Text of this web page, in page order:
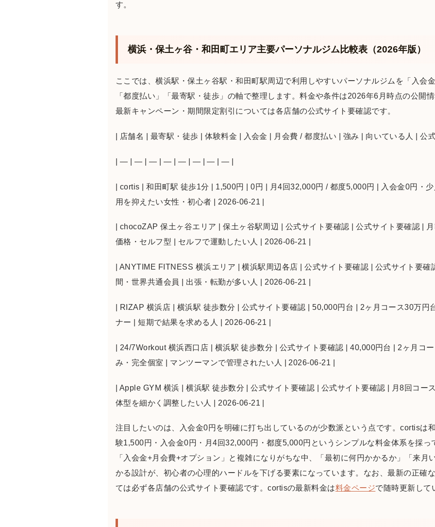
す。
横浜・保土ヶ谷・和田町エリア主要パーソナルジム比較表（2026年版）
ここでは、横浜駅・保土ヶ谷駅・和田町駅周辺で利用しやすいパーソナルジムを「入会
「都度払い」「最寄駅・徒歩」の軸で整理します。料金や条件は2026年6月時点の公開
最新キャンペーン・期間限定割引については各店舗の公式サイト要確認です。
| 店舗名 | 最寄駅・徒歩 | 体験料金 | 入会金 | 月会費 / 都度払い | 強み | 向いている人 | 公
| — | — | — | — | — | — | — | — |
| cortis | 和田町駅 徒歩1分 | 1,500円 | 0円 | 月4回32,000円 / 都度5,000円 | 入会金0円・
用を抑えたい女性・初心者 | 2026-06-21 |
| chocoZAP 保土ヶ谷エリア | 保土ヶ谷駅周辺 | 公式サイト要確認 | 公式サイト要確認 |
価格・セルフ型 | セルフで運動したい人 | 2026-06-21 |
| ANYTIME FITNESS 横浜エリア | 横浜駅周辺各店 | 公式サイト要確認 | 公式サイト要
間・世界共通会員 | 出張・転勤が多い人 | 2026-06-21 |
| RIZAP 横浜店 | 横浜駅 徒歩数分 | 公式サイト要確認 | 50,000円台 | 2ヶ月コース30万円
ナー | 短期で結果を求める人 | 2026-06-21 |
| 24/7Workout 横浜西口店 | 横浜駅 徒歩数分 | 公式サイト要確認 | 40,000円台 | 2ヶ月コ
み・完全個室 | マンツーマンで管理されたい人 | 2026-06-21 |
| Apple GYM 横浜 | 横浜駅 徒歩数分 | 公式サイト要確認 | 公式サイト要確認 | 月8回コー
体型を細かく調整したい人 | 2026-06-21 |
注目したいのは、入会金0円を明確に打ち出しているのが少数派という点です。cortisは
験1,500円・入会金0円・月4回32,000円・都度5,000円というシンプルな料金体系を採っ
「入会金+月会費+オプション」と複雑になりがちな中、「最初に何円かかるか」「来月
かる設計が、初心者の心理的ハードルを下げる要素になっています。なお、最新の正確
ては必ず各店舗の公式サイト要確認です。cortisの最新料金は料金ページで随時更新して